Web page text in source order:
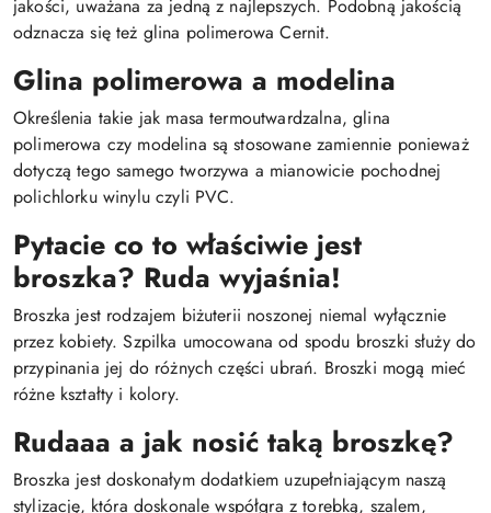
jakości, uważana za jedną z najlepszych. Podobną jakością
odznacza się też glina polimerowa Cernit.
Glina polimerowa a modelina
Określenia takie jak masa termoutwardzalna, glina
polimerowa czy modelina są stosowane zamiennie ponieważ
dotyczą tego samego tworzywa a mianowicie pochodnej
polichlorku winylu czyli PVC.
Pytacie co to właściwie jest
broszka? Ruda wyjaśnia!
Broszka jest rodzajem biżuterii noszonej niemal wyłącznie
przez kobiety. Szpilka umocowana od spodu broszki służy do
przypinania jej do różnych części ubrań. Broszki mogą mieć
różne kształty i kolory.
Rudaaa a jak nosić taką broszkę?
Broszka jest doskonałym dodatkiem uzupełniającym naszą
stylizację, która doskonale współgra z torebką, szalem,